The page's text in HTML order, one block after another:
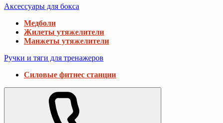
Аксессуары для бокса
Медболи
Жилеты утяжелители
Манжеты утяжелители
Ручки и тяги для тренажеров
Силовые фитнес станции